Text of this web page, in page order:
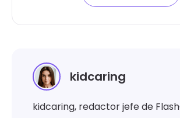
kidcaring
kidcaring, redactor jefe de